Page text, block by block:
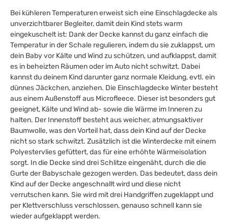
Bei kühleren Temperaturen erweist sich eine Einschlagdecke als
unverzichtbarer Begleiter, damit dein Kind stets warm
eingekuschelt ist: Dank der Decke kannst du ganz einfach die
Temperatur in der Schale regulieren, indem du sie zuklappst, um
dein Baby vor Kälte und Wind zu schützen, und aufklappst, damit
es in beheizten Räumen oder im Auto nicht schwitzt. Dabei
kannst du deinem Kind darunter ganz normale Kleidung, evtl. ein
dünnes Jäckchen, anziehen. Die Einschlagdecke Winter besteht
aus einem Außenstoff aus Microfleece. Dieser ist besonders gut
geeignet, Kälte und Wind ab- sowie die Wärme im Inneren zu
halten. Der Innenstoff besteht aus weicher, atmungsaktiver
Baumwolle, was den Vorteil hat, dass dein Kind auf der Decke
nicht so stark schwitzt. Zusätzlich ist die Winterdecke mit einem
Polyestervlies gefüttert, das für eine erhöhte Wärmeisolation
sorgt. In die Decke sind drei Schlitze eingenäht, durch die die
Gurte der Babyschale gezogen werden. Das bedeutet, dass dein
Kind auf der Decke angeschnallt wird und diese nicht
verrutschen kann. Sie wird mit drei Handgriffen zugeklappt und
per Klettverschluss verschlossen, genauso schnell kann sie
wieder aufgeklappt werden.